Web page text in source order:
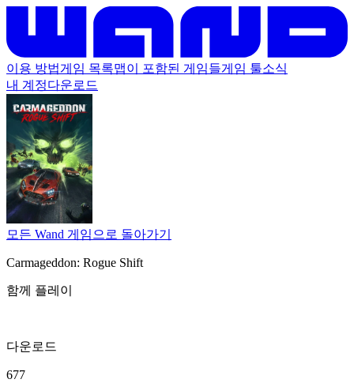
이용 방법게임 목록맵이 포함된 게임들게임 툴소식
내 계정다운로드
모든 Wand 게임으로 돌아가기
Carmageddon: Rogue Shift
함께 플레이
다운로드
677